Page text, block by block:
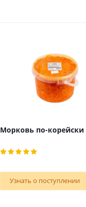
Морковь по-корейски
Узнать о поступлении